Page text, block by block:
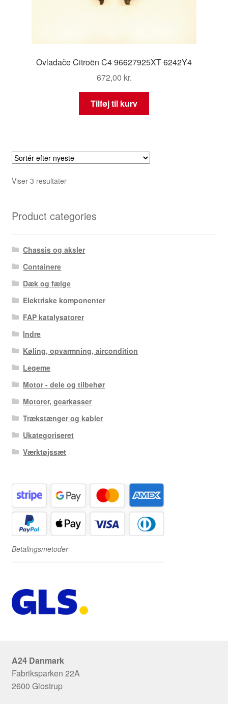
Ovladače Citroën C4 96627925XT 6242Y4
672,00 kr.
Tilføj til kurv
Viser 3 resultaterSorteret
Product categories
Chassis og aksler
Containere
Dæk og fælge
Elektriske komponenter
FAP katalysatorer
Indre
Køling, opvarmning, aircondition
Legeme
Motor - dele og tilbehør
Motorer, gearkasser
Trækstænger og kabler
Ukategoriseret
Værktøjssæt
Betalingsmetoder
A24 Danmark
Fabriksparken 22A
2600 Glostrup